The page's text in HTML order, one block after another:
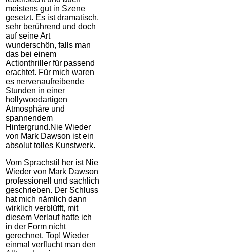
meistens gut in Szene
gesetzt. Es ist dramatisch,
sehr berührend und doch
auf seine Art
wunderschön, falls man
das bei einem
Actionthriller für passend
erachtet. Für mich waren
es nervenaufreibende
Stunden in einer
hollywoodartigen
Atmosphäre und
spannendem
Hintergrund.Nie Wieder
von Mark Dawson ist ein
absolut tolles Kunstwerk.
Vom Sprachstil her ist Nie
Wieder von Mark Dawson
professionell und sachlich
geschrieben. Der Schluss
hat mich nämlich dann
wirklich verblüfft, mit
diesem Verlauf hatte ich
in der Form nicht
gerechnet. Top! Wieder
einmal verflucht man den